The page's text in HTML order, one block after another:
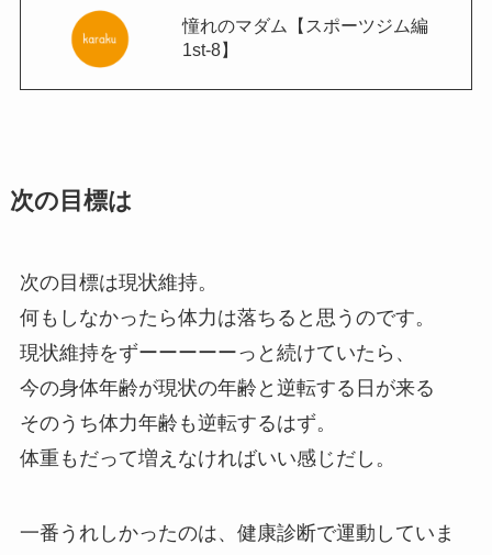
憧れのマダム【スポーツジム編
1st-8】
次の目標は
次の目標は現状維持。
何もしなかったら体力は落ちると思うのです。
現状維持をずーーーーーっと続けていたら、
今の身体年齢が現状の年齢と逆転する日が来る
そのうち体力年齢も逆転するはず。
体重もだって増えなければいい感じだし。
一番うれしかったのは、健康診断で運動していま